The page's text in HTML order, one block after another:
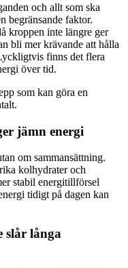
och allt som ska
begränsande faktor.
kroppen inte längre ger
bli mer krävande att hålla
finns det flera
över tid.
som kan göra en
jämn energi
om sammansättning.
kolhydrater och
stabil energitillförsel
tidigt på dagen kan
slår långa